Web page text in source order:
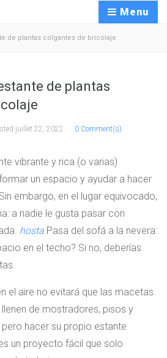
Menu
de plantas colgantes de bricolaje
de plantas
juillet 22, 2022 0 Comment(s)
vibrante y rica (o varias)
un espacio y ayudar a hacer
embargo, en el lugar equivocado,
a nadie le gusta pasar con
hosta Pasa del sofá a la nevera:
en el techo? Si no, deberías
el aire no evitará que las macetas
de mostradores, pisos y
hacer su propio estante
un proyecto fácil que solo